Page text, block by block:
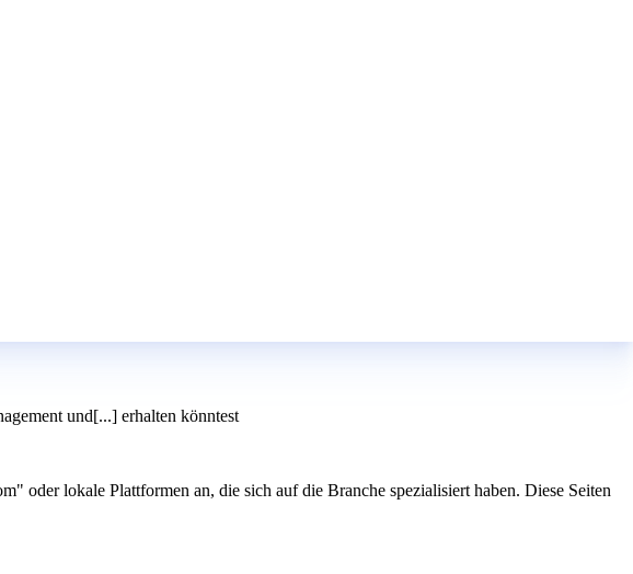
und[...] erhalten könntest
oder lokale Plattformen an, die sich auf die Branche spezialisiert haben. Diese Seiten